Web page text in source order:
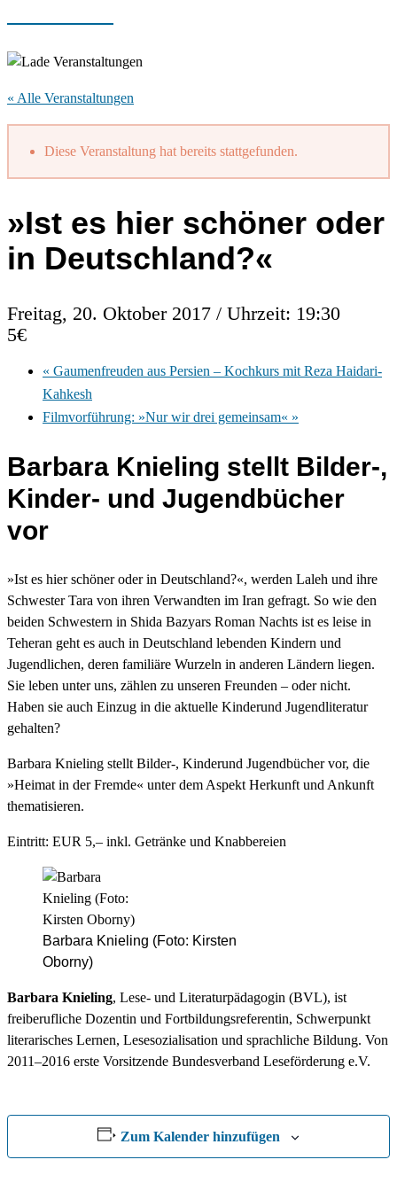
« Alle Veranstaltungen
Diese Veranstaltung hat bereits stattgefunden.
»Ist es hier schöner oder
in Deutschland?«
Freitag, 20. Oktober 2017 / Uhrzeit: 19:30
5€
« Gaumenfreuden aus Persien – Kochkurs mit Reza Haidari-
Kahkesh
Filmvorführung: »Nur wir drei gemeinsam« »
Barbara Knieling stellt Bilder-,
Kinder- und Jugendbücher
vor
»Ist es hier schöner oder in Deutschland?«, werden Laleh und ihre
Schwester Tara von ihren Verwandten im Iran gefragt. So wie den
beiden Schwestern in Shida Bazyars Roman Nachts ist es leise in
Teheran geht es auch in Deutschland lebenden Kindern und
Jugendlichen, deren familiäre Wurzeln in anderen Ländern liegen.
Sie leben unter uns, zählen zu unseren Freunden – oder nicht.
Haben sie auch Einzug in die aktuelle Kinderund Jugendliteratur
gehalten?
Barbara Knieling stellt Bilder-, Kinderund Jugendbücher vor, die
»Heimat in der Fremde« unter dem Aspekt Herkunft und Ankunft
thematisieren.
Eintritt: EUR 5,– inkl. Getränke und Knabbereien
Barbara Knieling (Foto: Kirsten
Oborny)
Barbara Knieling, Lese- und Literaturpädagogin (BVL), ist
freiberufliche Dozentin und Fortbildungsreferentin, Schwerpunkt
literarisches Lernen, Lesesozialisation und sprachliche Bildung. Von
2011–2016 erste Vorsitzende Bundesverband Leseförderung e.V.
Zum Kalender hinzufügen